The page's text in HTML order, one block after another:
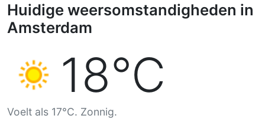
Huidige weersomstandigheden in
Amsterdam
18°C
Voelt als 17°C. Zonnig.